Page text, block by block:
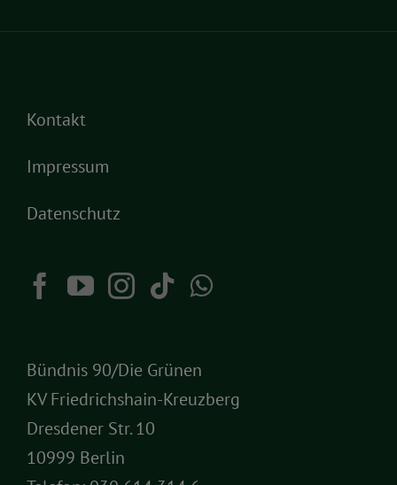
Kontakt
Impressum
Datenschutz
Bündnis 90/Die Grünen
KV Friedrichshain-Kreuzberg
Dresdener Str. 10
10999 Berlin